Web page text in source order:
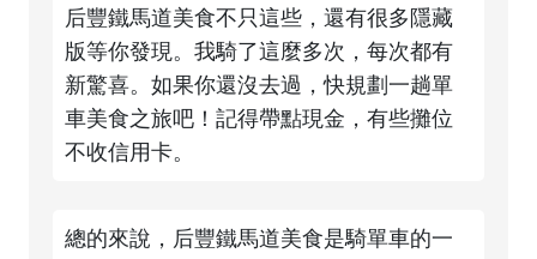
后豐鐵馬道美食不只這些，還有很多隱藏
版等你發現。我騎了這麼多次，每次都有
新驚喜。如果你還沒去過，快規劃一趟單
車美食之旅吧！記得帶點現金，有些攤位
不收信用卡。
總的來說，后豐鐵馬道美食是騎單車的一